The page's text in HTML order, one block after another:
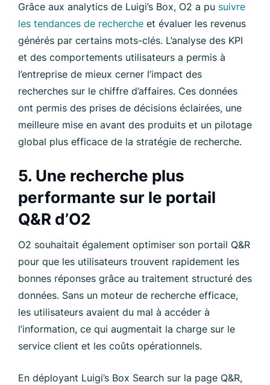
Grâce aux analytics de Luigi’s Box, O2 a pu suivre
les tendances de recherche et évaluer les revenus
générés par certains mots-clés. L’analyse des KPI
et des comportements utilisateurs a permis à
l’entreprise de mieux cerner l’impact des
recherches sur le chiffre d’affaires. Ces données
ont permis des prises de décisions éclairées, une
meilleure mise en avant des produits et un pilotage
global plus efficace de la stratégie de recherche.
5. Une recherche plus
performante sur le portail
Q&R d’O2
O2 souhaitait également optimiser son portail Q&R
pour que les utilisateurs trouvent rapidement les
bonnes réponses grâce au traitement structuré des
données. Sans un moteur de recherche efficace,
les utilisateurs avaient du mal à accéder à
l’information, ce qui augmentait la charge sur le
service client et les coûts opérationnels.
En déployant Luigi’s Box Search sur la page Q&R,